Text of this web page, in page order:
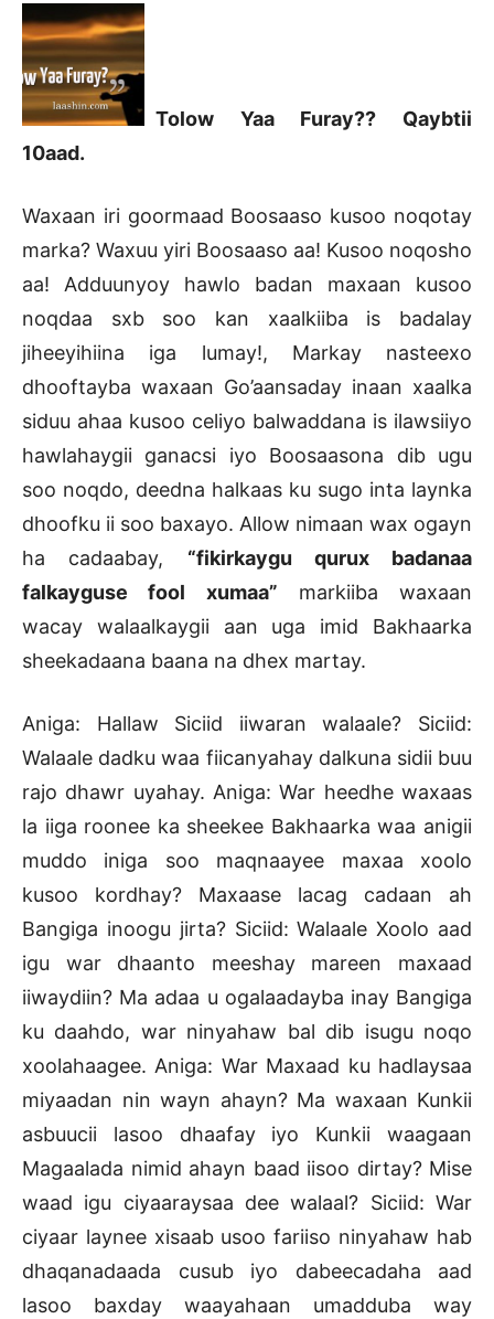
Tolow Yaa Furay?? Qaybtii
10aad.
Waxaan iri goormaad Boosaaso kusoo noqotay
marka? Waxuu yiri Boosaaso aa! Kusoo noqosho
aa! Adduunyoy hawlo badan maxaan kusoo
noqdaa sxb soo kan xaalkiiba is badalay
jiheeyihiina iga lumay!, Markay nasteexo
dhooftayba waxaan Go’aansaday inaan xaalka
siduu ahaa kusoo celiyo balwaddana is ilawsiiyo
hawlahaygii ganacsi iyo Boosaasona dib ugu
soo noqdo, deedna halkaas ku sugo inta laynka
dhoofku ii soo baxayo. Allow nimaan wax ogayn
ha cadaabay, “fikirkaygu qurux badanaa
falkayguse fool xumaa” markiiba waxaan
wacay walaalkaygii aan uga imid Bakhaarka
sheekadaana baana na dhex martay.
Aniga: Hallaw Siciid iiwaran walaale? Siciid:
Walaale dadku waa fiicanyahay dalkuna sidii buu
rajo dhawr uyahay. Aniga: War heedhe waxaas
la iiga roonee ka sheekee Bakhaarka waa anigii
muddo iniga soo maqnaayee maxaa xoolo
kusoo kordhay? Maxaase lacag cadaan ah
Bangiga inoogu jirta? Siciid: Walaale Xoolo aad
igu war dhaanto meeshay mareen maxaad
iiwaydiin? Ma adaa u ogalaadayba inay Bangiga
ku daahdo, war ninyahaw bal dib isugu noqo
xoolahaagee. Aniga: War Maxaad ku hadlaysaa
miyaadan nin wayn ahayn? Ma waxaan Kunkii
asbuucii lasoo dhaafay iyo Kunkii waagaan
Magaalada nimid ahayn baad iisoo dirtay? Mise
waad igu ciyaaraysaa dee walaal? Siciid: War
ciyaar laynee xisaab usoo fariiso ninyahaw hab
dhaqanadaada cusub iyo dabeecadaha aad
lasoo baxday waayahaan umadduba way